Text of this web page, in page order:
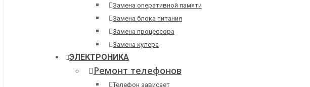
Замена оперативной памяти
Замена блока питания
Замена процессора
Замена кулера
ЭЛЕКТРОНИКА
Ремонт телефонов
Телефон зависает